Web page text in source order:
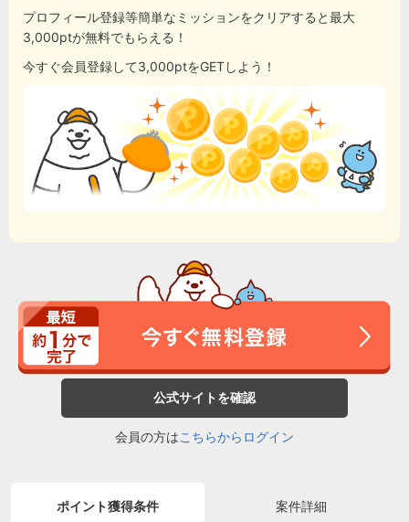
プロフィール登録等簡単なミッションをクリアすると最大
3,000ptが無料でもらえる！
今すぐ会員登録して3,000ptをGETしよう！
公式サイトを確認
会員の方はこちらからログイン
ポイント獲得条件 案件詳細